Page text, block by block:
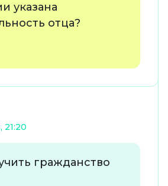
указана
отца?
21:20
гражданство